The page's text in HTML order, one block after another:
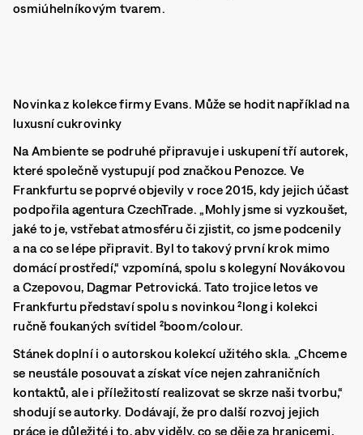
osmiúhelníkovým tvarem.
Novinka z kolekce firmy Evans. Může se hodit například na
luxusní cukrovinky
Na Ambiente se podruhé připravuje i uskupení tří autorek,
které společně vystupují pod značkou Penozce. Ve
Frankfurtu se poprvé objevily v roce 2015, kdy jejich účast
podpořila agentura CzechTrade. „Mohly jsme si vyzkoušet,
jaké to je, vstřebat atmosféru či zjistit, co jsme podcenily
a na co se lépe připravit. Byl to takový první krok mimo
domácí prostředí,“ vzpomíná, spolu s kolegyní Novákovou
a Czepovou, Dagmar Petrovická. Tato trojice letos ve
Frankfurtu představí spolu s novinkou ²long i kolekci
ručně foukaných svítidel ²boom/colour.
Stánek doplní i o autorskou kolekcí užitého skla. „Chceme
se neustále posouvat a získat více nejen zahraničních
kontaktů, ale i příležitostí realizovat se skrze naši tvorbu,“
shodují se autorky. Dodávají, že pro další rozvoj jejich
práce je důležité i to, aby viděly, co se děje za hranicemi,